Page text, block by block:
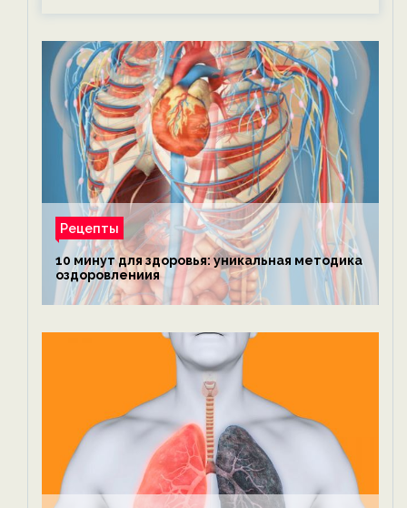
Рецепты
10 минут для здоровья: уникальная методика
оздоровлениия